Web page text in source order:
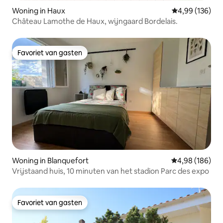
Woning in Haux Gemiddelde
4,99 (136)
Château Lamothe de Haux, wijngaard Bordelais.
Favoriet van gasten
Favoriet van gasten
Woning in Blanquefort Gemiddelde
4,98 (186)
Vrijstaand huis, 10 minuten van het stadion Parc des expo
Favoriet van gasten
Favoriet van gasten